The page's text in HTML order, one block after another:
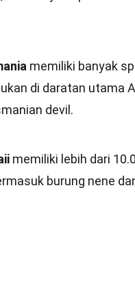
memiliki banyak
di daratan utama
devil.
memiliki lebih dari
burung nene